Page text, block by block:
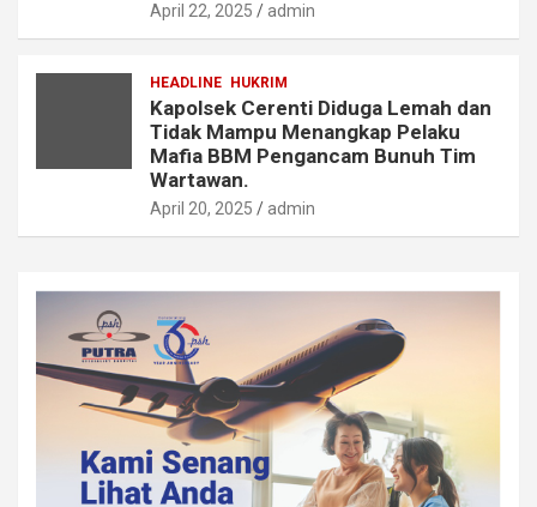
April 22, 2025 admin
HEADLINE HUKRIM
Kapolsek Cerenti Diduga Lemah dan
Tidak Mampu Menangkap Pelaku
Mafia BBM Pengancam Bunuh Tim
Wartawan.
April 20, 2025 admin